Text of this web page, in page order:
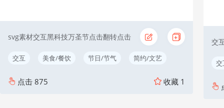
svg素材交互黑科技万圣节点击翻转点击
交互 美食/餐饮 节日/节气 简约/文艺
点击 875 收藏 1
交